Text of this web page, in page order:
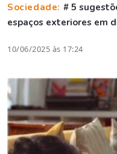
Sociedade: # 5
espaços exteriores em
10/06/2025 às 17:24